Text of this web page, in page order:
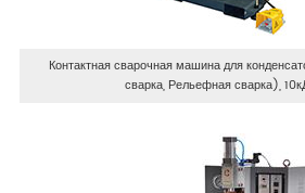
Контактная сварочная машина для
сварка, Рельефная сварка),